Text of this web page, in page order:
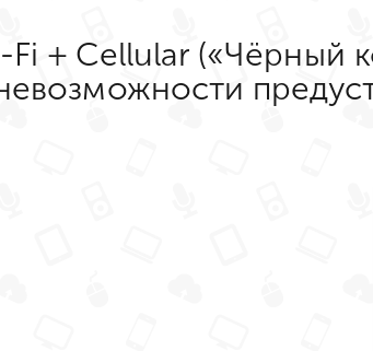
+ Cellular («Чёрный